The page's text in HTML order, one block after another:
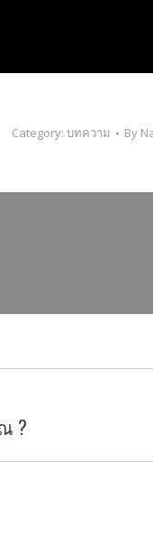
Category: บทความ By
?